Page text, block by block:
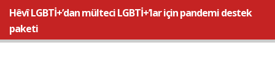
Hêvî LGBTİ+’dan mülteci LGBTİ+’lar için pandemi destek
paketi